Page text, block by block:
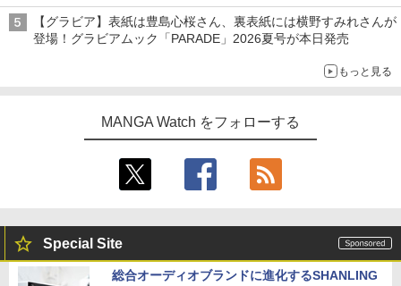
【グラビア】表紙は豊島心桜さん、裏表紙には横野すみれさんが
登場！グラビアムック「PARADE」2026夏号が本日発売
もっと見る
MANGA Watch をフォローする
Special Site
総合オーディオブランドに進化するSHANLING